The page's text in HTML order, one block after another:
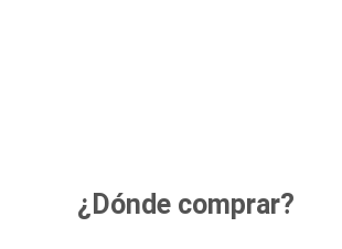
¿Dónde comprar?